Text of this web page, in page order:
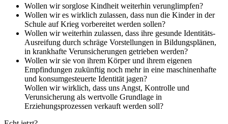
Wollen wir sorglose Kindheit weiterhin verunglimpfen?
Wollen wir es wirklich zulassen, dass nun die Kinder in der
Schule auf Krieg vorbereitet werden sollen?
Wollen wir weiterhin zulassen, dass ihre gesunde Identitäts-
Ausreifung durch schräge Vorstellungen in Bildungsplänen,
in krankhafte Verunsicherungen getrieben werden?
Wollen wir sie von ihrem Körper und ihrem eigenen
Empfindungen zukünftig noch mehr in eine maschinenhafte
und konsumgesteuerte Identität jagen?
Wollen wir wirklich, dass uns Angst, Kontrolle und
Verunsicherung als wertvolle Grundlage in
Erziehungsprozessen verkauft werden soll?